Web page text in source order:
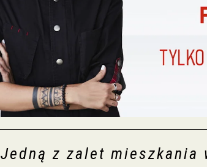
Jedną z zalet